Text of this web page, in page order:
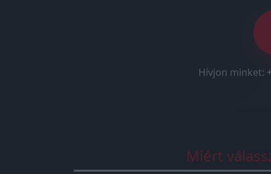
Hívjon minket:
Miért